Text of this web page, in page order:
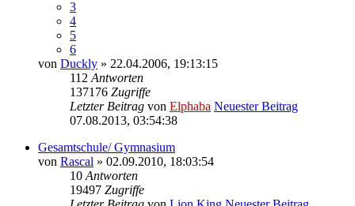
3
4
5
6
von Duckly » 22.04.2006, 19:13:15
112 Antworten
137176 Zugriffe
Letzter Beitrag von Elphaba Neuester Beitrag
07.08.2013, 03:54:38
Gesamtschule/ Gymnasium
von Rascal » 02.09.2010, 18:03:54
10 Antworten
19497 Zugriffe